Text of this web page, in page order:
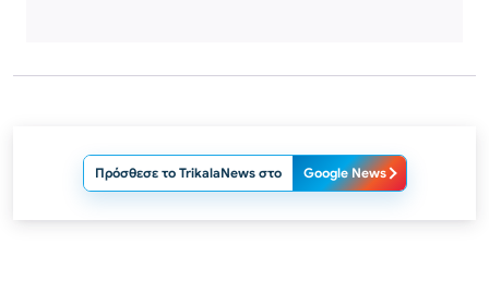
Πρόσθεσε το TrikalaNews στο Google News